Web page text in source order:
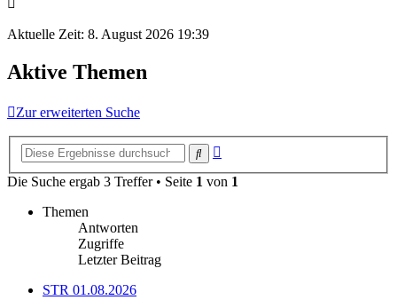
Aktuelle Zeit: 8. August 2026 19:39
Aktive Themen
Zur erweiterten Suche
Suche
Die Suche ergab 3 Treffer • Seite 1 von 1
Themen
Antworten
Zugriffe
Letzter Beitrag
STR 01.08.2026